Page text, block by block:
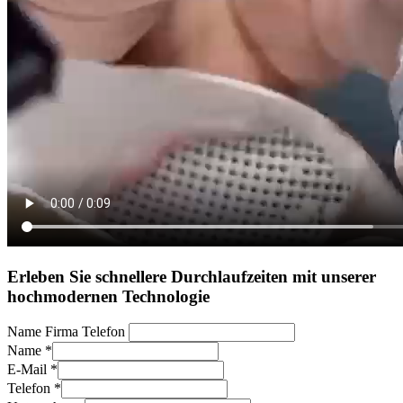
Erleben Sie schnellere Durchlaufzeiten mit unserer
hochmodernen Technologie
Name Firma Telefon
Name *
E-Mail *
Telefon *